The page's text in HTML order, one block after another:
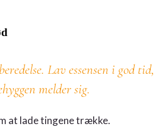
Lav essensen i god tid,
melder sig.
at lade tingene trække.